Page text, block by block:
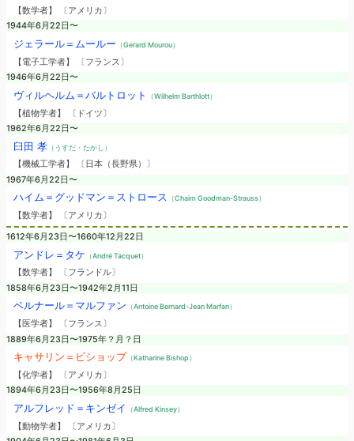
【数学者】 〔アメリカ〕
1944年6月22日〜
ジェラール＝ムールー （Gerard Mourou）
【電子工学者】 〔フランス〕
1946年6月22日〜
ヴィルヘルム＝バルトロット （Wilhelm Barthlott）
【植物学者】 〔ドイツ〕
1962年6月22日〜
臼田 孝（うすだ・たかし）
【機械工学者】 〔日本（長野県）〕
1967年6月22日〜
ハイム＝グッドマン＝ストロース （Chaim Goodman-Strauss）
【数学者】 〔アメリカ〕
1612年6月23日〜1660年12月22日
アンドレ＝タケ （André Tacquet）
【数学者】 〔フランドル〕
1858年6月23日〜1942年2月11日
ベルナール＝マルファン （Antoine Bernard-Jean Marfan）
【医学者】 〔フランス〕
1889年6月23日〜1975年？月？日
キャサリン＝ビショップ （Katharine Bishop）
【化学者】 〔アメリカ〕
1894年6月23日〜1956年8月25日
アルフレッド＝キンゼイ （Alfred Kinsey）
【動物学者】 〔アメリカ〕